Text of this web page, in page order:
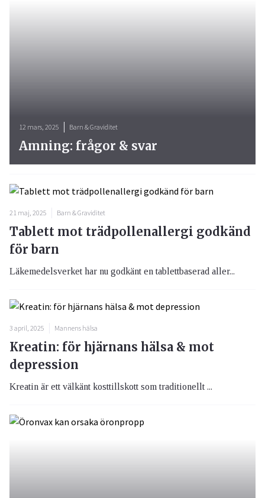
21 maj, 2025 Barn & Graviditet
Tablett mot trädpollenallergi godkänd
för barn
Läkemedelsverket har nu godkänt en tablettbaserad aller...
3 april, 2025 Mannens hälsa
Kreatin: för hjärnans hälsa & mot
depression
Kreatin är ett välkänt kosttillskott som traditionellt ...
12 mars, 2025 Barn & Graviditet
Amning: frågor & svar